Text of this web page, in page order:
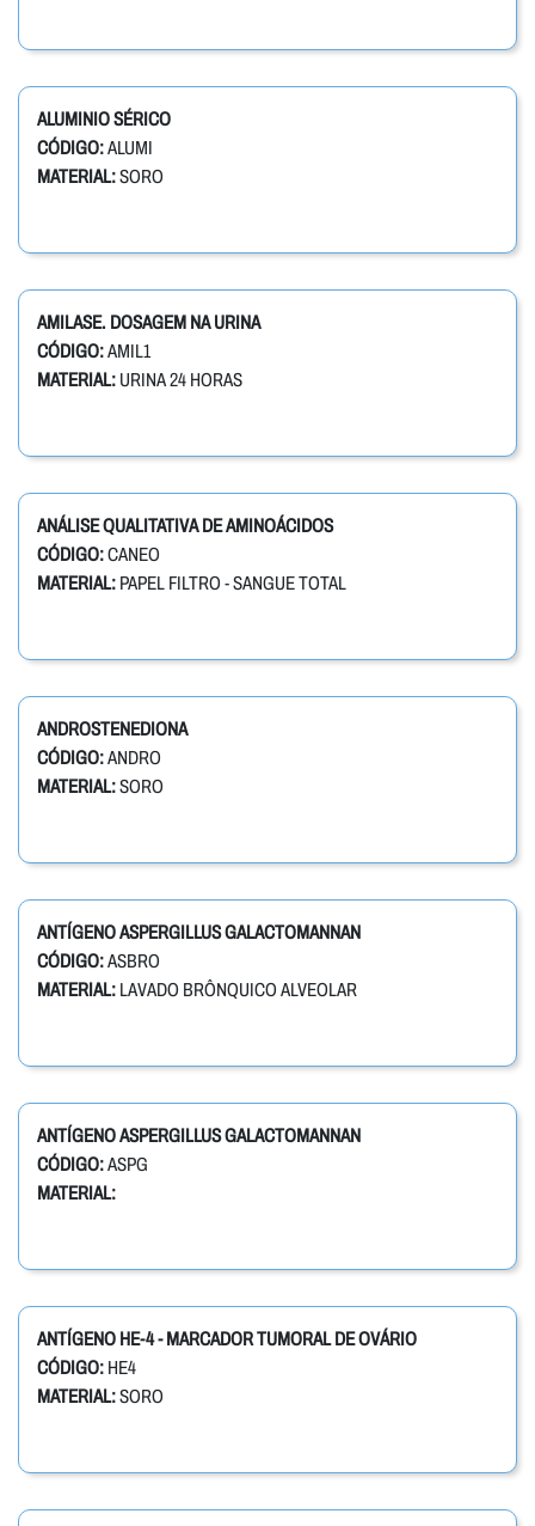
ALUMINIO SÉRICO
CÓDIGO:ALUMI
MATERIAL:SORO
AMILASE. DOSAGEM NA URINA
CÓDIGO:AMIL1
MATERIAL: URINA 24 HORAS
ANÁLISE QUALITATIVA DE AMINOÁCIDOS
CÓDIGO:CANEO
MATERIAL: PAPEL FILTRO - SANGUE TOTAL
ANDROSTENEDIONA
CÓDIGO:ANDRO
MATERIAL:SORO
ANTÍGENO ASPERGILLUS GALACTOMANNAN
CÓDIGO:ASBRO
MATERIAL: LAVADO BRÔNQUICO ALVEOLAR
ANTÍGENO ASPERGILLUS GALACTOMANNAN
CÓDIGO:ASPG
MATERIAL:
ANTÍGENO HE-4 - MARCADOR TUMORAL DE OVÁRIO
CÓDIGO: HE4
MATERIAL:SORO